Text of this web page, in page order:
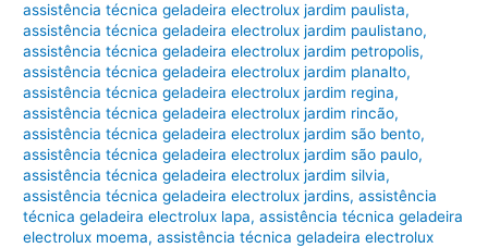
assistência técnica geladeira electrolux jardim paulista,
assistência técnica geladeira electrolux jardim paulistano,
assistência técnica geladeira electrolux jardim petropolis,
assistência técnica geladeira electrolux jardim planalto,
assistência técnica geladeira electrolux jardim regina,
assistência técnica geladeira electrolux jardim rincão,
assistência técnica geladeira electrolux jardim são bento,
assistência técnica geladeira electrolux jardim são paulo,
assistência técnica geladeira electrolux jardim silvia,
assistência técnica geladeira electrolux jardins,assistência
técnica geladeira electrolux lapa,assistência técnica geladeira
electrolux moema,assistência técnica geladeira electrolux